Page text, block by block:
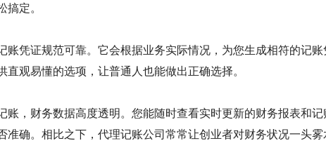
搞定。
账凭证规范可靠。它会根据业务实际情况，为您生成相符的记
直观易懂的选项，让普通人也能做出正确选择。
账，财务数据高度透明。您能随时查看实时更新的财务报表和
准确。相比之下，代理记账公司常常让创业者对财务状况一头雾